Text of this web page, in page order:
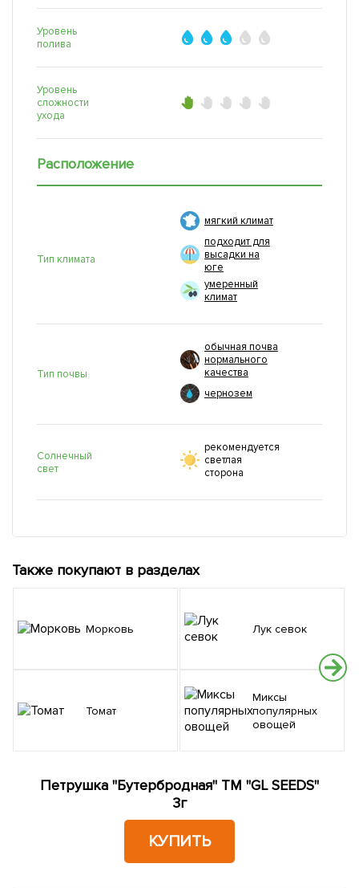
Уровень
полива
Уровень
сложности
ухода
Расположение
Тип климата
мягкий климат
подходит для
высадки на
юге
умеренный
климат
Тип почвы
обычная почва
нормального
качества
чернозем
Солнечный
свет
рекомендуется
светлая
сторона
Также покупают в разделах
Морковь
Томат
Лук севок
Миксы
популярных
овощей
Петрушка "Бутербродная" ТМ "GL SEEDS"
3г
КУПИТЬ